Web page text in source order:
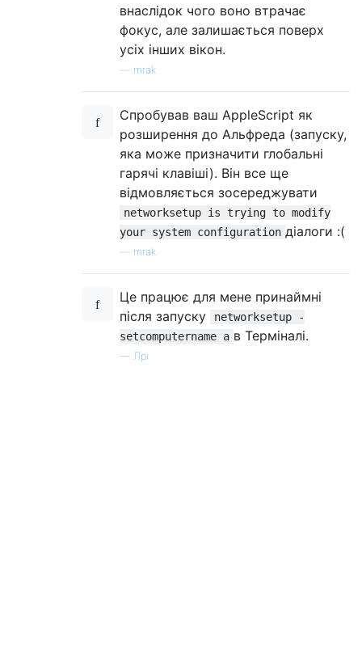
внаслідок чого воно втрачає
фокус, але залишається поверх
усіх інших вікон.
mrak
Спробував ваш AppleScript як
розширення до Альфреда (запуску,
яка може призначити глобальні
гарячі клавіші). Він все ще
відмовляється зосереджувати
networksetup is trying to modify
your system configuration діалоги :(
mrak
Це працює для мене принаймні
після запуску
networksetup -
setcomputername a в Терміналі.
— Лрі